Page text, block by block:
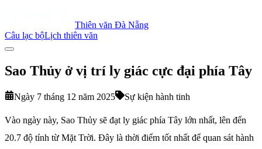
Thiên văn Đà Nẵng
Câu lạc bộLịch thiên văn
Sao Thủy ở vị trí ly giác cực đại phía Tây
Ngày 7 tháng 12 năm 2025 Sự kiện hành tinh
Vào ngày này, Sao Thủy sẽ đạt ly giác phía Tây lớn nhất, lên đến
20.7 độ tính từ Mặt Trời. Đây là thời điểm tốt nhất để quan sát hành